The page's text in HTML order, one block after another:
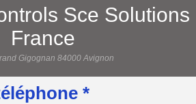
Sce Solutions
France
Gigognan 84000 Avignon
*